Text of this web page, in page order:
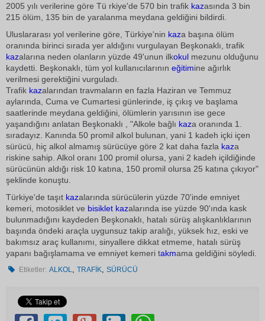
2005 yılı verilerine göre Tü rkiye'de 570 bin trafik kazasında 3 bin
215 ölüm, 135 bin de yaralanma meydana geldiğini bildirdi.
Uluslararası yol verilerine göre, Türkiye'nin kaza başına ölüm
oranında birinci sırada yer aldığını vurgulayan Beşkonaklı, trafik
kazalarına neden olanların yüzde 49'unun ilkokul mezunu olduğunu
kaydetti. Beşkonaklı, tüm yol kullanıcılarının eğitimine ağırlık
verilmesi gerektiğini vurguladı.
Trafik kazalarından travmaların en fazla Haziran ve Temmuz
aylarında, Cuma ve Cumartesi günlerinde, iş çıkış ve başlama
saatlerinde meydana geldiğini, ölümlerin yarısının ise gece
yaşandığını anlatan Beşkonaklı , "Alkole bağlı kaza oranında 1.
sıradayız. Kanında 50 promil alkol bulunan, yani 1 kadeh içki içen
sürücü, hiç alkol almamış sürücüye göre 2 kat daha fazla kaza
riskine sahip. Alkol oranı 100 promil olursa, yani 2 kadeh içildiğinde
sürücünün aldığı risk 10 katına, 150 promil olursa 25 katına çıkıyor"
şeklinde konuştu.
Türkiye'de taşıt kazalarında sürücülerin yüzde 70'inde emniyet
kemeri, motosiklet ve bisiklet kazalarında ise yüzde 90'ında kask
bulunmadığını kaydeden Beşkonaklı, hatalı sürüş alışkanlıklarının
başında öndeki araçla uygunsuz takip aralığı, yüksek hız, eski ve
bakımsız araç kullanımı, sinyallere dikkat etmeme, hatalı sürüş
yapanı bağışlamama ve emniyet kemeri takmama geldiğini söyledi.
Etiketler: ALKOL,TRAFİK,SÜRÜCÜ